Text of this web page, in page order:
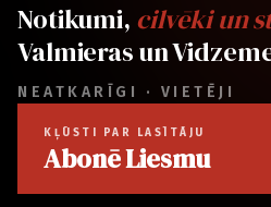
Notikumi, cilvēki un
Valmieras un
NEATKARĪGI · VIETĒJI
KĻŪSTI PAR LASĪTĀJU
Abonē Liesmu